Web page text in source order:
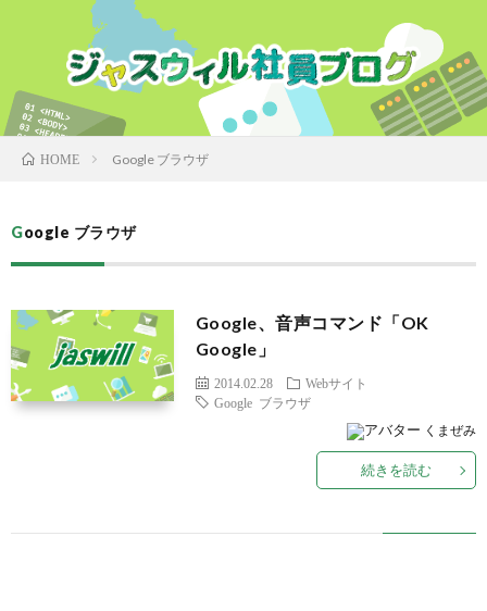
HOME Google ブラウザ
Google ブラウザ
Google、音声コマンド「OK
Google」
2014.02.28
Webサイト
Google ブラウザ
くまぜみ
続きを読む